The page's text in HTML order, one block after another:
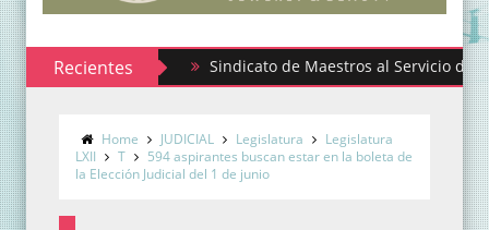
Recientes
Sindicato de Maestros al Servicio del Estado
Emiten convocatoria para ser parte del
Home JUDICIAL Legislatura
Legislatura
LXII
T
594 aspirantes buscan estar en la boleta de
la Elección Judicial del 1 de junio